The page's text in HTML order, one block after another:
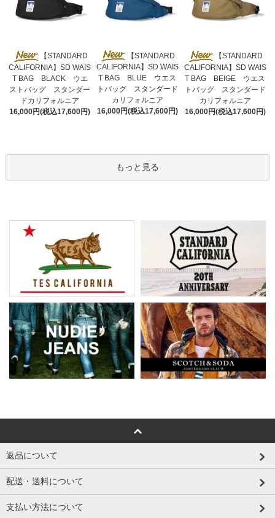
【STANDARD
CALIFORNIA】SD WAIS
T BAG BLACK ウエ
ストバッグ スタンダー
ドカリフォルニア
16,000円(税込17,600円)
【STANDARD
CALIFORNIA】SD WAIS
T BAG BLUE ウエス
トバッグ スタンダード
カリフォルニア
16,000円(税込17,600円)
【STANDARD
CALIFORNIA】SD WAIS
T BAG BEIGE ウエス
トバッグ スタンダード
カリフォルニア
16,000円(税込17,600円)
もっと見る
返品について
配送・送料について
支払い方法について